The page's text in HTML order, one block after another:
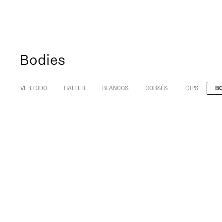
Bodies
VER TODO HALTER BLANCOS CORSÉS TOPS